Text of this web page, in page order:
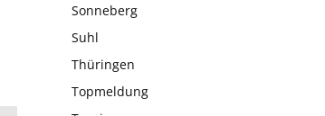
Sonneberg
Suhl
Thüringen
Topmeldung